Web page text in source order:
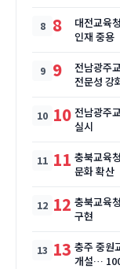
8
대전교육
인재 중용
9
전남광주
전문성 강
10 전남광주
실시
11 충북교육
문화 확산
12 충북교육
구현
13 충주 중원
개설…